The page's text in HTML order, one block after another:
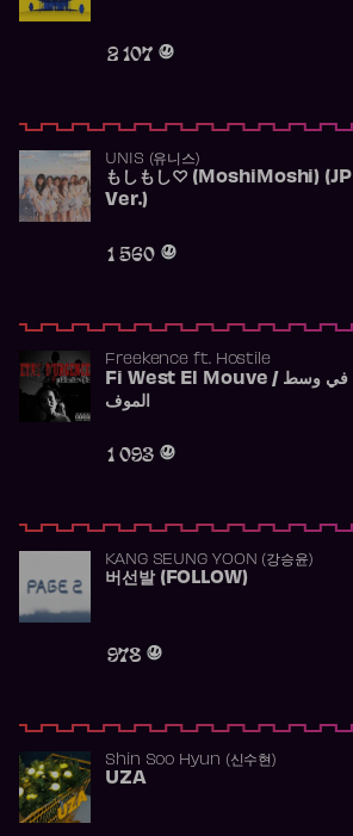
2 107
UNIS (유니스)
もしもし♡ (MoshiMoshi) (JP
Ver.)
1 560
Freekence ft. Hostile
Fi West El Mouve / في وسط
الموف
1 093
KANG SEUNG YOON (강승윤)
버선발 (FOLLOW)
978
Shin Soo Hyun (신수현)
UZA